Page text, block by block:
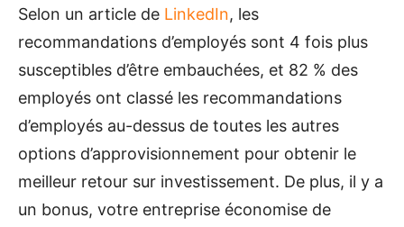
Selon un article de LinkedIn, les
recommandations d’employés sont 4 fois plus
susceptibles d’être embauchées, et 82 % des
employés ont classé les recommandations
d’employés au-dessus de toutes les autres
options d’approvisionnement pour obtenir le
meilleur retour sur investissement. De plus, il y a
un bonus, votre entreprise économise de